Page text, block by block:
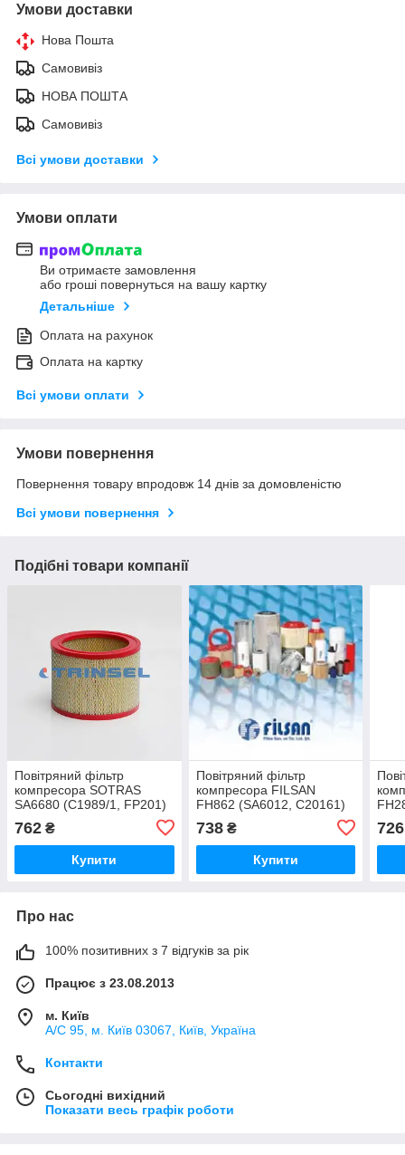
Умови доставки
Нова Пошта
Самовивіз
НОВА ПОШТА
Самовивіз
Всі умови доставки
Умови оплати
Ви отримаєте замовлення
або гроші повернуться на вашу картку
Детальніше
Оплата на рахунок
Оплата на картку
Всі умови оплати
Умови повернення
Повернення товару впродовж 14 днів за домовленістю
Всі умови повернення
Подібні товари компанії
Повітряний фільтр
компресора SOTRAS
SA6680 (C1989/1, FP201)
762 ₴
Купити
Повітряний фільтр
компресора FILSAN
FH862 (SA6012, C20161)
738₴
Купити
726
Про нас
100% позитивних з 7 відгуків за рік
Працює з 23.08.2013
м. Київ
А/С 95, м. Київ 03067, Київ, Україна
Контакти
Сьогодні вихідний
Показати весь графік роботи